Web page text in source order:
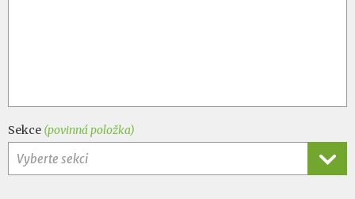
Sekce (povinná položka)
Vyberte sekci